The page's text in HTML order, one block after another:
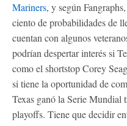
Mariners, y según
ciento de probabilidades de
cuentan con algunos
podrían despertar interés si
como el shortstop Corey
si tiene la oportunidad de
Texas ganó la Serie Mundial
playoffs. Tiene que decidir